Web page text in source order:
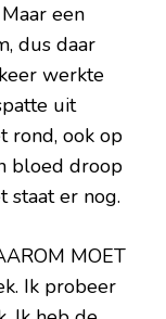
een
dus daar
werkte
uit
rond, ook op
bloed droop
staat er nog.
MOET
Ik probeer